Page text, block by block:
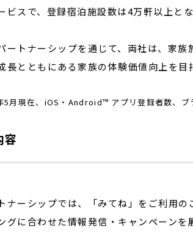
ビスで、登録宿泊施設数は4万軒以上とな
ートナーシップを通じて、両社は、家族
長とともにある家族の体験価値向上を目
月現在、iOS・Android™ アプリ登録者数、ブ
容
ナーシップでは、「みてね」をご利用の
グに合わせた情報発信・キャンペーンを